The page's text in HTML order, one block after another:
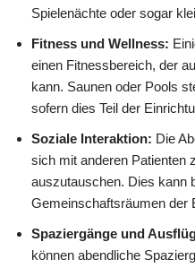
Spielenächte oder sogar
Fitness und Wellness:
einen Fitnessbereich, der
kann. Saunen oder Pools
sofern dies Teil der
Soziale Interaktion: Die
sich mit anderen Patienten
auszutauschen. Dies kann
Gemeinschaftsräumen der
Spaziergänge und
können abendliche